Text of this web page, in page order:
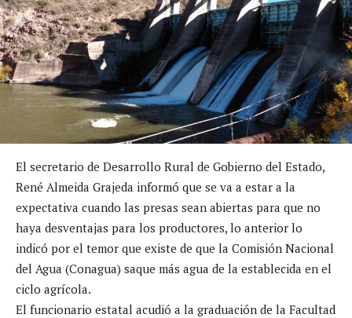
El secretario de Desarrollo Rural de Gobierno del Estado,
René Almeida Grajeda informó que se va a estar a la
expectativa cuando las presas sean abiertas para que no
haya desventajas para los productores, lo anterior lo
indicó por el temor que existe de que la Comisión Nacional
del Agua (Conagua) saque más agua de la establecida en el
ciclo agrícola.
El funcionario estatal acudió a la graduación de la Facultad